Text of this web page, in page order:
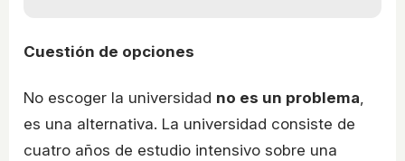
Cuestión de opciones
No escoger la universidad no es un problema,
es una alternativa. La universidad consiste de
cuatro años de estudio intensivo sobre una